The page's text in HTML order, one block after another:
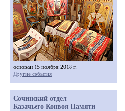
основан 15 ноября 2018 г.
Другие события
Сочинский отдел
Казачьего Конвоя Памяти